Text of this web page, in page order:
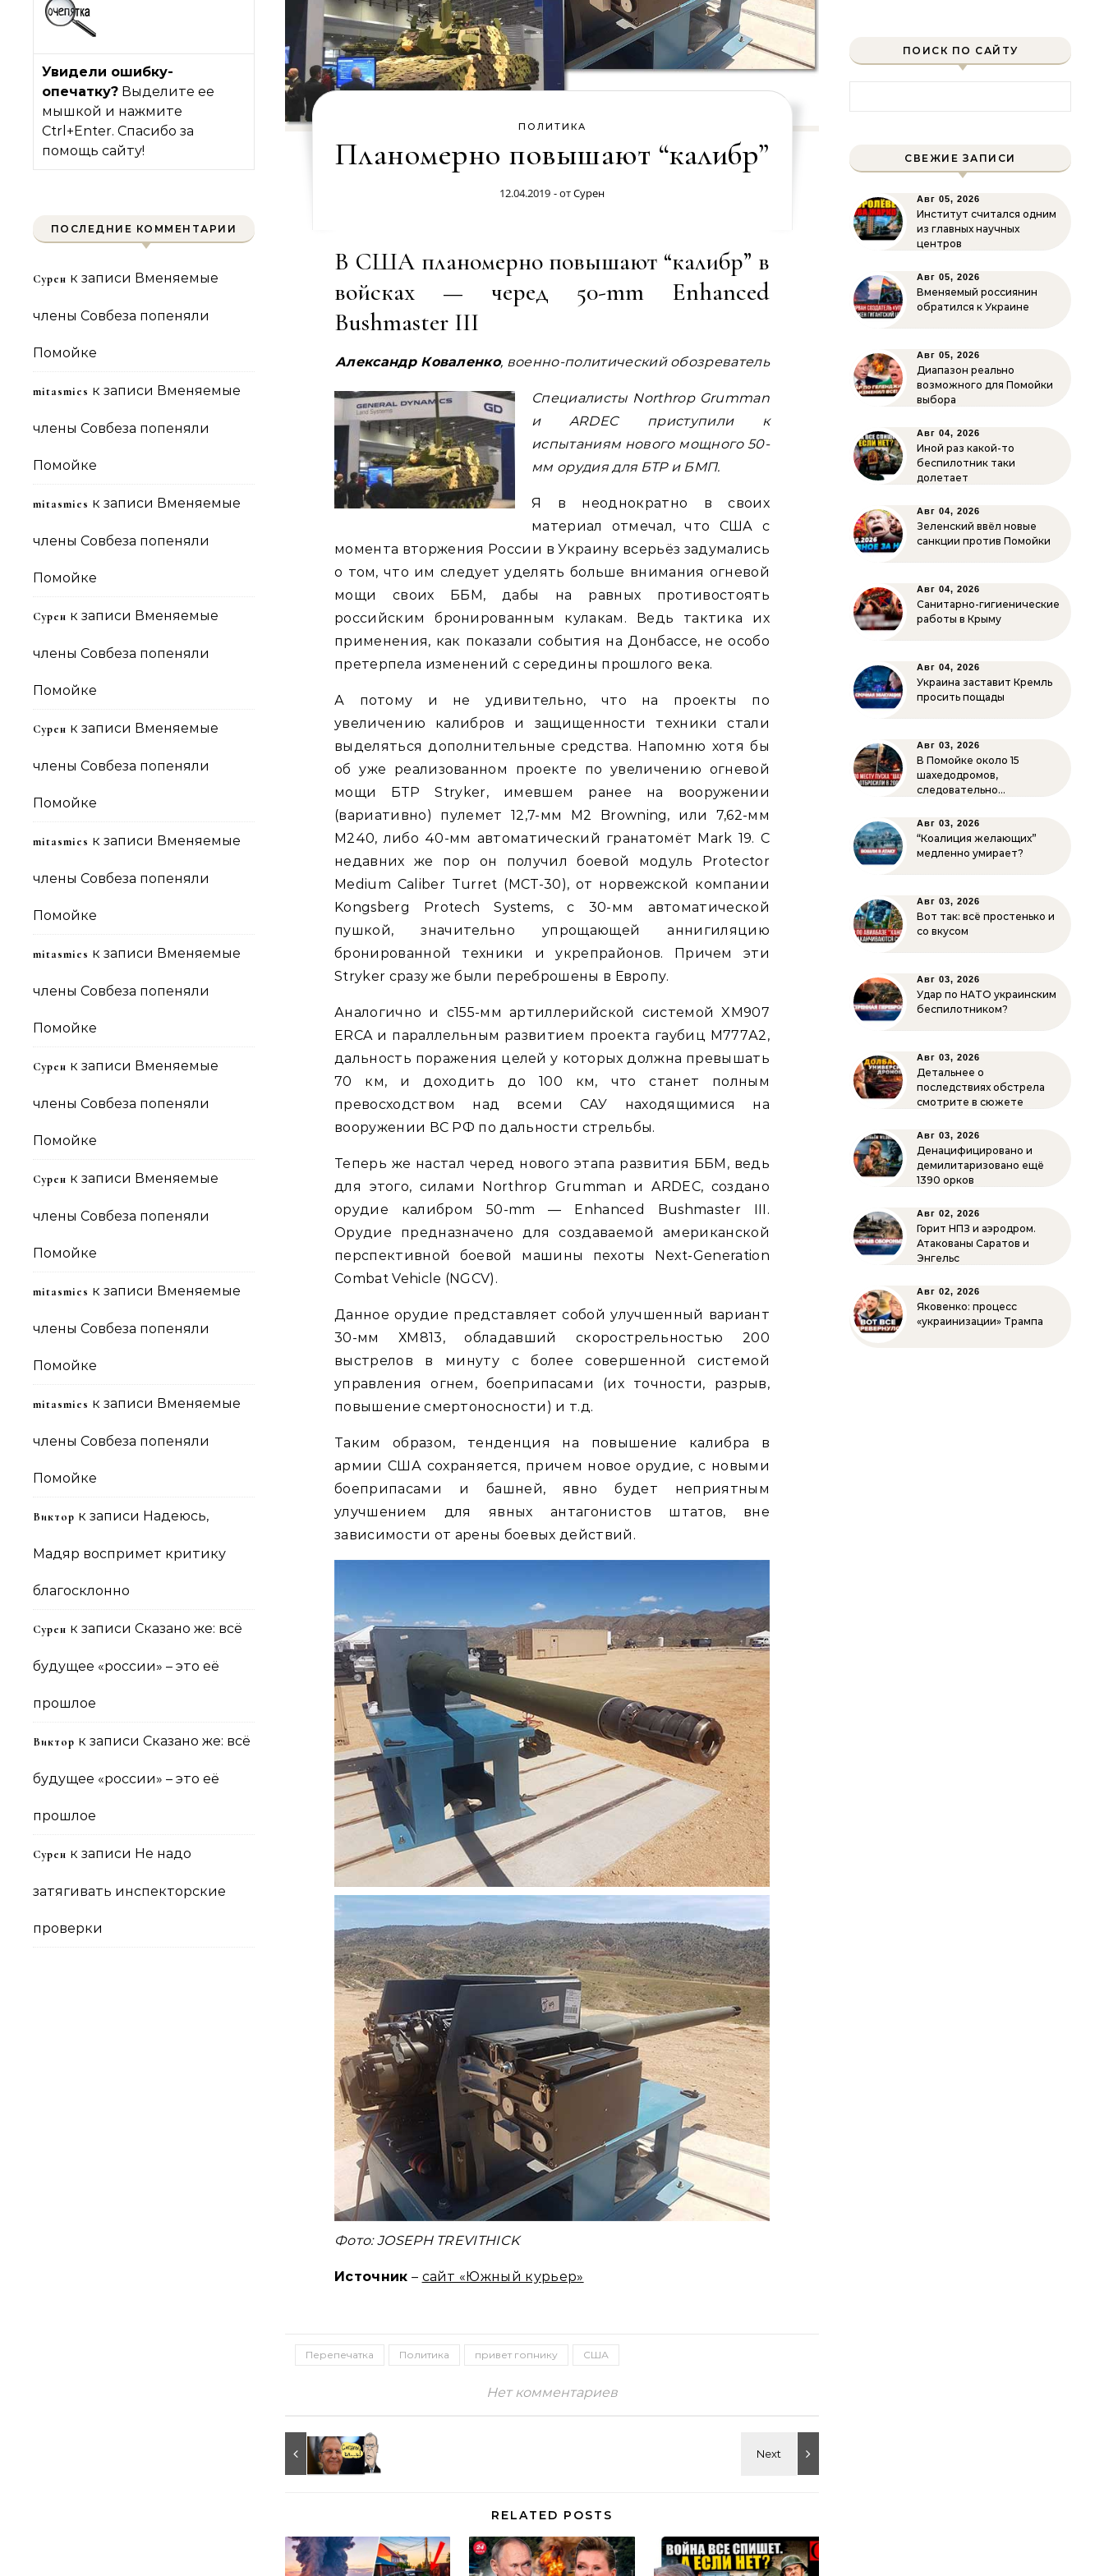
Увидели ошибку-
опечатку? Выделите ее
мышкой и нажмите
Ctrl+Enter. Спасибо за
помощь сайту!
ПОСЛЕДНИЕ КОММЕНТАРИИ
Сурен к записи Вменяемые
члены Совбеза попеняли
Помойке
mitasmies к записи Вменяемые
члены Совбеза попеняли
Помойке
mitasmies к записи Вменяемые
члены Совбеза попеняли
Помойке
Сурен к записи Вменяемые
члены Совбеза попеняли
Помойке
Сурен к записи Вменяемые
члены Совбеза попеняли
Помойке
mitasmies к записи Вменяемые
члены Совбеза попеняли
Помойке
mitasmies к записи Вменяемые
члены Совбеза попеняли
Помойке
Сурен к записи Вменяемые
члены Совбеза попеняли
Помойке
Сурен к записи Вменяемые
члены Совбеза попеняли
Помойке
mitasmies к записи Вменяемые
члены Совбеза попеняли
Помойке
mitasmies к записи Вменяемые
члены Совбеза попеняли
Помойке
Виктор к записи Надеюсь,
Мадяр воспримет критику
благосклонно
Сурен к записи Сказано же: всё
будущее «россии» – это её
прошлое
Виктор к записи Сказано же: всё
будущее «россии» – это её
прошлое
Сурен к записи Не надо
затягивать инспекторские
проверки
ПОЛИТИКА
Планомерно повышают “калибр”
12.04.2019 - отСурен
В США планомерно повышают “калибр” в
войсках — черед 50-mm Enhanced
Bushmaster III
Александр Коваленко, военно-политический обозреватель
Специалисты Northrop Grumman
и ARDEC приступили к
испытаниям нового мощного 50-
мм орудия для БТР и БМП.
Я в неоднократно в своих
материал отмечал, что США с
момента вторжения России в Украину всерьёз задумались
о том, что им следует уделять больше внимания огневой
мощи своих ББМ, дабы на равных противостоять
российским бронированным кулакам. Ведь тактика их
применения, как показали события на Донбассе, не особо
претерпела изменений с середины прошлого века.
А потому и не удивительно, что на проекты по
увеличению калибров и защищенности техники стали
выделяться дополнительные средства. Напомню хотя бы
об уже реализованном проекте по увеличению огневой
мощи БТР Stryker, имевшем ранее на вооружении
(вариативно) пулемет 12,7-мм M2 Browning, или 7,62-мм
M240, либо 40-мм автоматический гранатомёт Mark 19. С
недавних же пор он получил боевой модуль Protector
Medium Caliber Turret (MCT-30), от норвежской компании
Kongsberg Protech Systems, с 30-мм автоматической
пушкой, значительно упрощающей аннигиляцию
бронированной техники и укрепрайонов. Причем эти
Stryker сразу же были переброшены в Европу.
Аналогично и с155-мм артиллерийской системой XM907
ERCA и параллельным развитием проекта гаубиц М777А2,
дальность поражения целей у которых должна превышать
70 км, и доходить до 100 км, что станет полным
превосходством над всеми САУ находящимися на
вооружении ВС РФ по дальности стрельбы.
Теперь же настал черед нового этапа развития ББМ, ведь
для этого, силами Northrop Grumman и ARDEC, создано
орудие калибром 50-mm — Enhanced Bushmaster III.
Орудие предназначено для создаваемой американской
перспективной боевой машины пехоты Next-Generation
Combat Vehicle (NGCV).
Данное орудие представляет собой улучшенный вариант
30-мм ХМ813, обладавший скорострельностью 200
выстрелов в минуту с более совершенной системой
управления огнем, боеприпасами (их точности, разрыв,
повышение смертоносности) и т.д.
Таким образом, тенденция на повышение калибра в
армии США сохраняется, причем новое орудие, с новыми
боеприпасами и башней, явно будет неприятным
улучшением для явных антагонистов штатов, вне
зависимости от арены боевых действий.
Фото: JOSEPH TREVITHICK
Источник – сайт «Южный курьер»
Перепечатка Политика привет гопнику США
Нет комментариев
RELATED POSTS
ПОИСК ПО САЙТУ
СВЕЖИЕ ЗАПИСИ
Авг 05, 2026
Институт считался одним
из главных научных
центров
Авг 05, 2026
Вменяемый россиянин
обратился к Украине
Авг 05, 2026
Диапазон реально
возможного для Помойки
выбора
Авг 04, 2026
Иной раз какой-то
беспилотник таки
долетает
Авг 04, 2026
Зеленский ввёл новые
санкции против Помойки
Авг 04, 2026
Санитарно-гигиенические
работы в Крыму
Авг 04, 2026
Украина заставит Кремль
просить пощады
Авг 03, 2026
В Помойке около 15
шахедодромов,
следовательно…
Авг 03, 2026
“Коалиция желающих”
медленно умирает?
Авг 03, 2026
Вот так: всё простенько и
со вкусом
Авг 03, 2026
Удар по НАТО украинским
беспилотником?
Авг 03, 2026
Детальнее о
последствиях обстрела
смотрите в сюжете
Авг 03, 2026
Денацифицировано и
демилитаризовано ещё
1390 орков
Авг 02, 2026
Горит НПЗ и аэродром.
Атакованы Саратов и
Энгельс
Авг 02, 2026
Яковенко: процесс
«украинизации» Трампа